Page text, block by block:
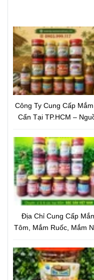
Công Ty Cung Cấp
Cẩn Tại TP.HCM –
Giá Tốt
Địa Chỉ Cung Cấp
Tôm, Mắm Ruốc, Mắm
Chất Lượng